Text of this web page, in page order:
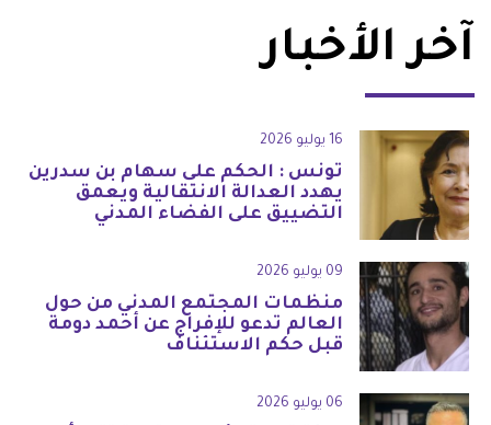
آخر الأخبار
16 يوليو 2026
تونس : الحكم على سهام بن سدرين
يهدد العدالة الانتقالية ويعمق
التضييق على الفضاء المدني
09 يوليو 2026
منظمات المجتمع المدني من حول
العالم تدعو للإفراج عن أحمد دومة
قبل حكم الاستئناف
06 يوليو 2026